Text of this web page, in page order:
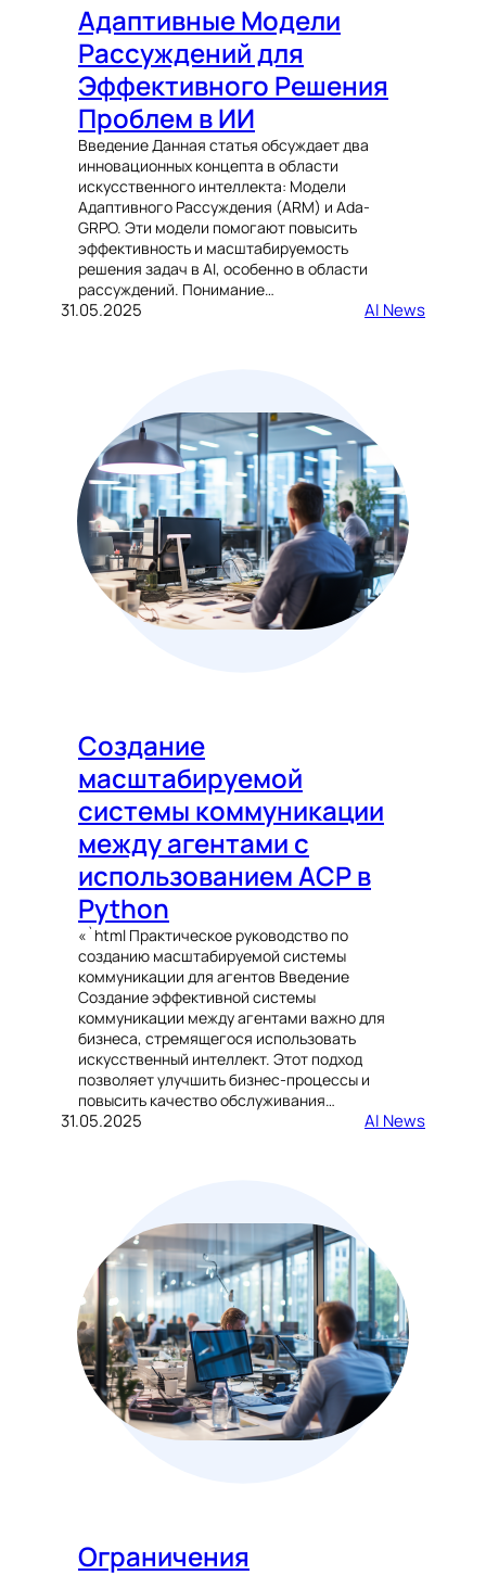
Адаптивные Модели
Рассуждений для
Эффективного Решения
Проблем в ИИ
Введение Данная статья обсуждает два
инновационных концепта в области
искусственного интеллекта: Модели
Адаптивного Рассуждения (ARM) и Ada-
GRPO. Эти модели помогают повысить
эффективность и масштабируемость
решения задач в AI, особенно в области
рассуждений. Понимание…
31.05.2025 AI News
Создание
масштабируемой
системы коммуникации
между агентами с
использованием ACP в
Python
«`html Практическое руководство по
созданию масштабируемой системы
коммуникации для агентов Введение
Создание эффективной системы
коммуникации между агентами важно для
бизнеса, стремящегося использовать
искусственный интеллект. Этот подход
позволяет улучшить бизнес-процессы и
повысить качество обслуживания…
31.05.2025 AI News
Ограничения